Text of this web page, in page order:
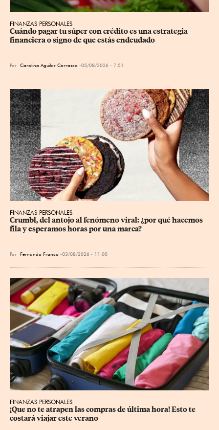
FINANZAS PERSONALES
Cuándo pagar tu súper con crédito es una estrategia
financiera o signo de que estás endeudado
Por Carolina Aguilar Carrasco 05/08/2026 - 7:51
FINANZAS PERSONALES
Crumbl, del antojo al fenómeno viral: ¿por qué hacemos
fila y esperamos horas por una marca?
Por Fernando Franco 03/08/2026 - 11:00
FINANZAS PERSONALES
¡Que no te atrapen las compras de última hora! Esto te
costará viajar este verano